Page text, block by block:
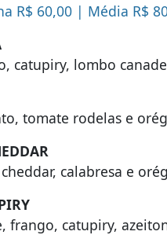
R$ 60,00 | Média R$
catupiry, lombo
tomate rodelas e
calabresa e
frango, catupiry,